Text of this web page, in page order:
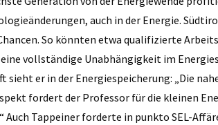
auch in der Energie.
So könnten etwa qualifizierte
vollständige Unabhängigkeit im
sieht er in der Energiespeicherung: „Die
fordert der Professor für die kleinen
Tappeiner forderte in punkto SEL-